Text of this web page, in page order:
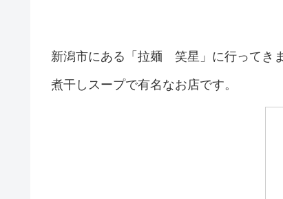
新潟市にある「拉麺 笑星」に行ってきま
煮干しスープで有名なお店です。